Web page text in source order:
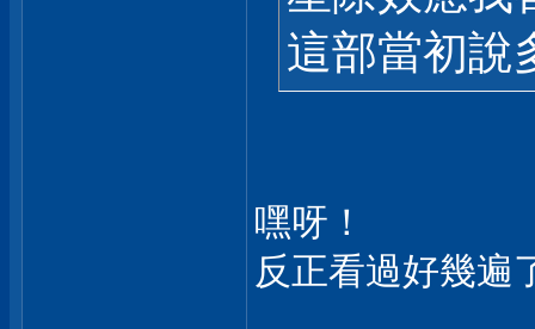
這部當初說
嘿呀！
反正看過好幾遍